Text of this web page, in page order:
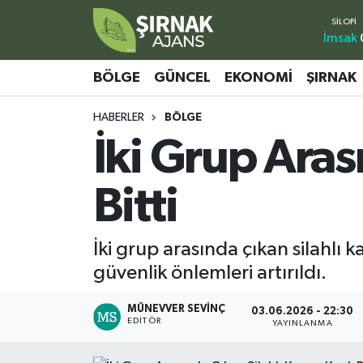
İmsak
BÖLGE GÜNCEL EKONOMI ŞIRNAK
HABERLER BÖLGE
İki Grup
Bitti
İki grup arasında çıkan
güvenlik önlemleri artırıldı.
MÜNEVVER SEVINÇ
EDITÖR
03.06.2026 - 22:30
YAYINLANMA
Bölge
Ekonomi
Şırnak Nöbetçi Eczaneler
Şirnak Namaz Vakitleri
Şırnak Trafik Yoğunluk Haritası
Süper Lig Puan Durumu ve Fikstür
Tüm Manşetler
Son Dakika Haberleri